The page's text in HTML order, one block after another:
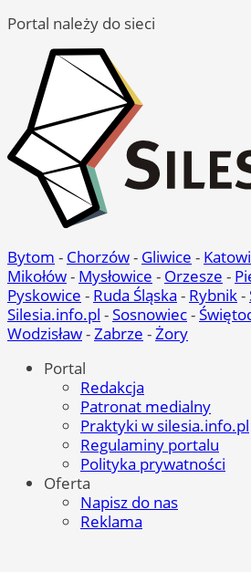
Portal należy do sieci
Bytom - Chorzów- Gliwice -
Mikołów- Mysłowice - Orzesze -
Pyskowice - Ruda Śląska - Rybnik-
Silesia.info.pl -Sosnowiec-
Wodzisław-Zabrze -Żory
Portal
Redakcja
Patronat medialny
Praktyki w silesia.info.pl
Regulaminy portalu
Polityka prywatności
Oferta
Napisz do nas
Reklama